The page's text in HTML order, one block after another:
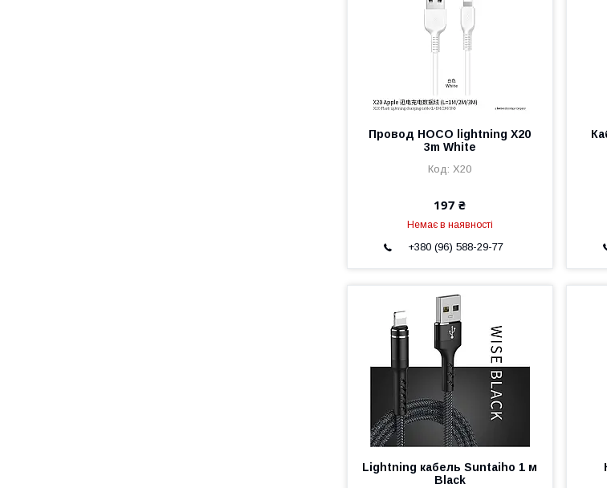
Провод HOCO lightning X20
3m White
Х20
197 ₴
Немає в наявності
+380 (96) 588-29-77
Lightning кабель Suntaiho 1 м
Black